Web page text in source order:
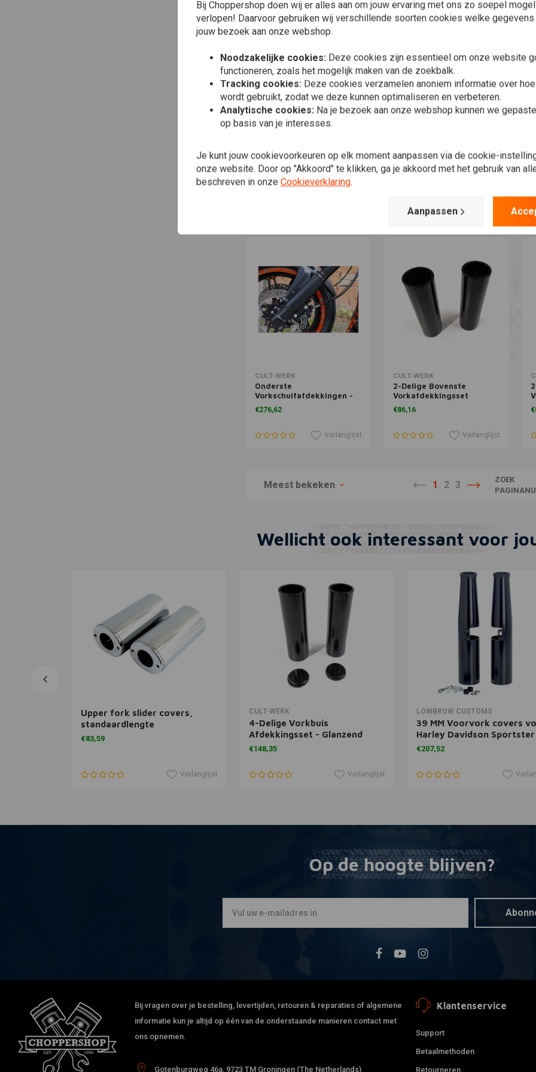
Toevoegen aan winkelwagen
CULT-WERK
4-Delige Vorkbuis
Afdekkingsset - Glanzend
Zwart
€143,60
Toevoegen aan winkelwagen
KILLER CUSTOM
Street Bob Bovenkant
Voorvork Afdek Set -
Verlanglijst
Toevoegen aan winkelwagen
CULT-WERK
Onderste
Vorkschuifafdekkingen -
Zwart 19-20 Softail
€276,62
Verlanglijst
Toevoegen aan winkelwagen
CULT-WERK
2-Delige Bovenste
Vorkafdekkingsset
Sportster - Glanzend
Zwart
€86,16
Verlanglijst
Meest bekeken 1 2 3
ZOEK
Wellicht ook interessant voor
In winkelwagen
Upper fork slider covers,
standaardlengte
€83,59
Verlanglijst
In winkelwagen
CULT-WERK
4-Delige Vorkbuis
Afdekkingsset - Glanzend
Zwart
€148,35
Verlanglijst
View more
LOWBROW CUSTOMS
39 MM Voorvork covers
Harley Davidson
Dyna
€207,52
Op de hoogte blijven?
Bij vragen over je bestelling, levertijden, retouren & reparaties of algemene
informatie kun je altijd op één van de onderstaande manieren contact met
ons opnemen.
Gotenburgweg 46a, 9723 TM Groningen (The Netherlands)
Klantenservice
Support
Betaalmethoden
Retourneren
Bij Choppershop doen wij er alles aan om jouw ervaring met ons zo soepel
verlopen! Daarvoor gebruiken wij verschillende soorten cookies welke
jouw bezoek aan onze webshop.
Noodzakelijke cookies: Deze cookies zijn essentieel om onze website
functioneren, zoals het mogelijk maken van de zoekbalk.
Tracking cookies: Deze cookies verzamelen anoniem informatie over
wordt gebruikt, zodat we deze kunnen optimaliseren en verbeteren.
Analytische cookies: Na je bezoek aan onze webshop kunnen we
op basis van je interesses.
Je kunt jouw cookievoorkeuren op elk moment aanpassen via de cookie-
onze website. Door op "Akkoord" te klikken, ga je akkoord met het gebruik van
beschreven in onze Cookieverklaring.
Aanpassen